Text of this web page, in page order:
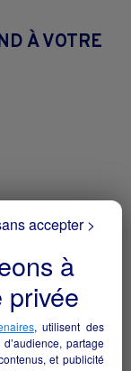
À VOTRE
à
privée
, utilisent des
partage
et publicité
accepter >